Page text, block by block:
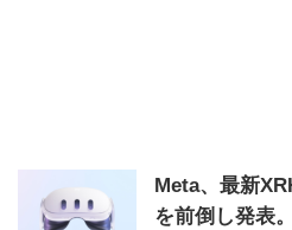
Meta、最新
を前倒し発表